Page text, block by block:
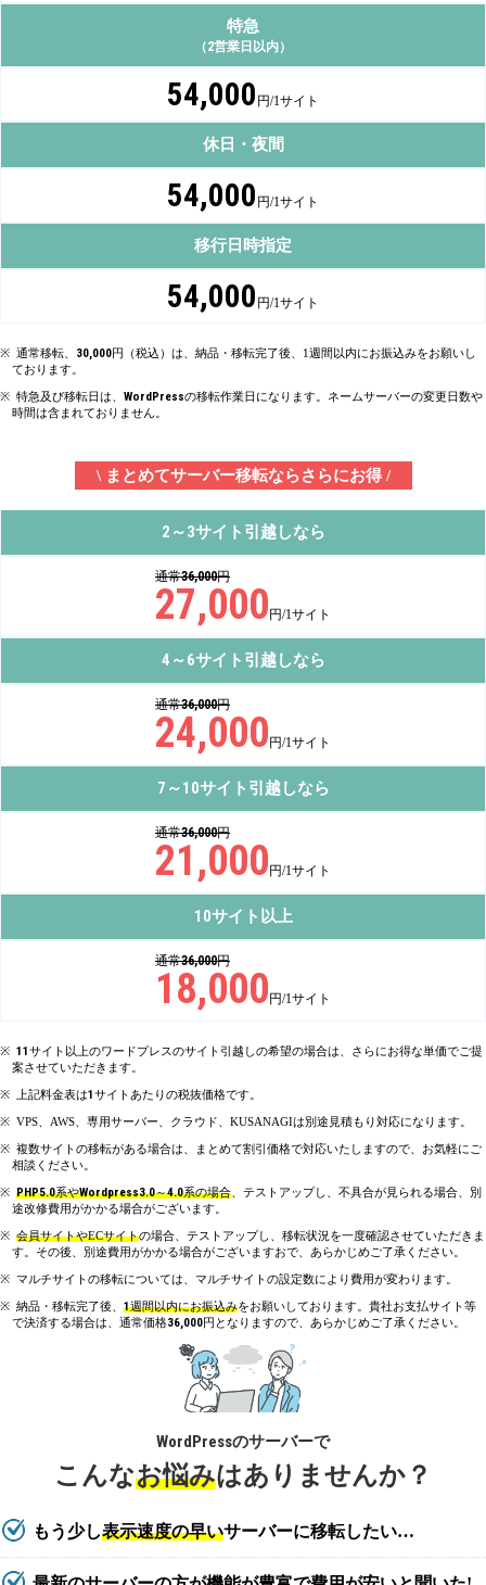
特急
（2営業日以内）
54,000 円/1サイト
休日・夜間
54,000 円/1サイト
移行日時指定
54,000 円/1サイト
通常移転、 30,000円（税込）は、納品・移転完了後、1週間以内にお振込みをお願いし
ております。
特急及び移転日は、 WordPressの移転作業日になります。ネームサーバーの変更日数や
時間は含まれておりません。
\ まとめてサーバー移転ならさらにお得 /
2 ～3サイト引越しなら
通常36,000円
27,000円/1サイト
4 ～6サイト引越しなら
通常36,000円
24,000円/1サイト
7 ～10サイト引越しなら
通常36,000円
21,000円/1サイト
10サイト以上
通常36,000円
18,000円/1サイト
11サイト以上のワードプレスのサイト引越しの希望の場合は、さらにお得な単価でご提
案させていただきます。
上記料金表は1サイトあたりの税抜価格です。
VPS、AWS、専用サーバー、クラウド、KUSANAGIは別途見積もり対応になります。
複数サイトの移転がある場合は、まとめて割引価格で対応いたしますので、お気軽にご
相談ください。
PHP5.0系やWordpress3.0～4.0系の場合、テストアップし、不具合が見られる場合、別
途改修費用がかかる場合がございます。
会員サイトやECサイトの場合、テストアップし、移転状況を一度確認させていただきま
す。その後、別途費用がかかる場合がございますおで、あらかじめご了承ください。
マルチサイトの移転については、マルチサイトの設定数により費用が変わります。
納品・移転完了後、 1週間以内にお振込みをお願いしております。貴社お支払サイト等
で決済する場合は、通常価格36,000円となりますので、あらかじめご了承ください。
WordPressのサーバーで
こんなお悩みはありませんか？
もう少し表示速度の早いサーバーに移転したい…